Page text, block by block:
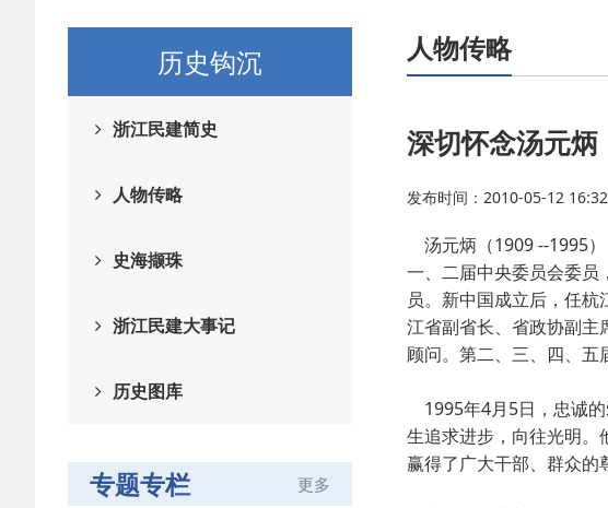
历史钩沉
浙江民建简史
人物传略
史海撷珠
浙江民建大事记
历史图库
专题专栏 更多
人物传略
深切怀念汤元炳
发布时间：2010-05-12
汤元炳（1909 --1995
一、二届中央委员会委员
员。新中国成立后，任
江省副省长、省政协副主
顾问。第二、三、四、五
1995年4月5日，忠诚
生追求进步，向往光明。
赢得了广大干部、群众的